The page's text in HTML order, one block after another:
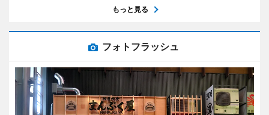
もっと見る
フォトフラッシュ